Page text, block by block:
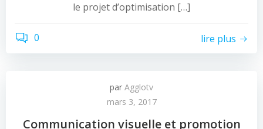
le projet d’optimisation […]
0 lire plus
par Agglotv
mars 3, 2017
Communication visuelle et promotion